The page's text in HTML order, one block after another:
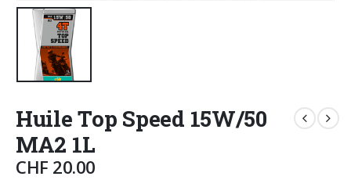
Huile Top Speed 15W/50
MA2 1L
CHF 20.00